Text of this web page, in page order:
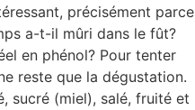
précisément parce
a-t-il mûri dans le fût?
en phénol? Pour tenter
reste que la dégustation.
sucré (miel), salé, fruité et